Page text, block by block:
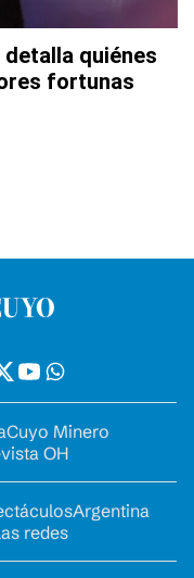
quiénes
fortunas
Cuyo Minero
OH
Argentina
redes